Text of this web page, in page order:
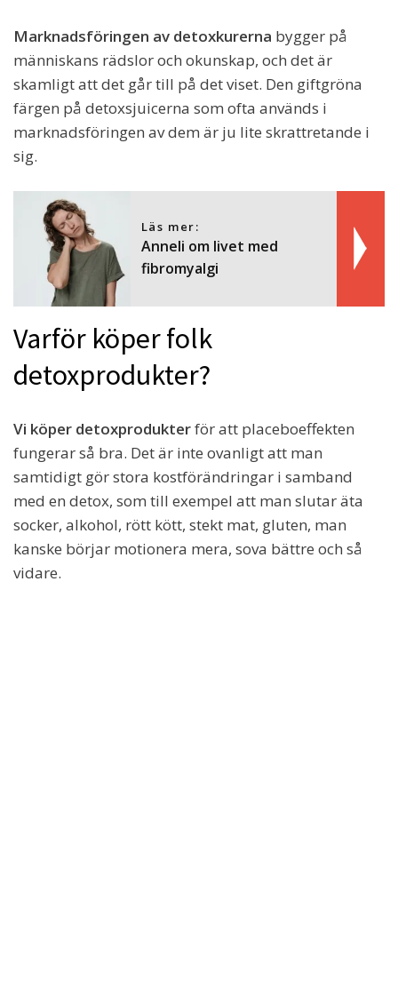
Marknadsföringen av detoxkurerna bygger på
människans rädslor och okunskap, och det är
skamligt att det går till på det viset. Den giftgröna
färgen på detoxsjuicerna som ofta används i
marknadsföringen av dem är ju lite skrattretande i
sig.
Läs mer:
Anneli om livet med
fibromyalgi
Varför köper folk
detoxprodukter?
Vi köper detoxprodukterför att placeboeffekten
fungerar så bra. Det är inte ovanligt att man
samtidigt gör stora kostförändringar i samband
med en detox, som till exempel att man slutar äta
socker, alkohol, rött kött, stekt mat, gluten, man
kanske börjar motionera mera, sova bättre och så
vidare.